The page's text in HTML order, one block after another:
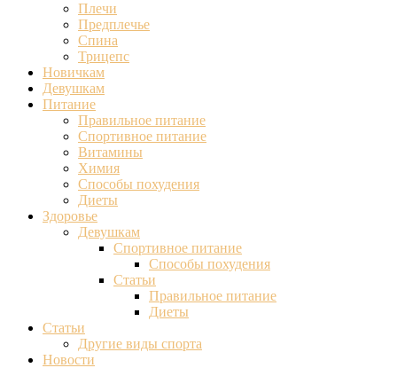
Плечи
Предплечье
Спина
Трицепс
Новичкам
Девушкам
Питание
Правильное питание
Спортивное питание
Витамины
Химия
Способы похудения
Диеты
Здоровье
Девушкам
Спортивное питание
Способы похудения
Статьи
Правильное питание
Диеты
Статьи
Другие виды спорта
Новости